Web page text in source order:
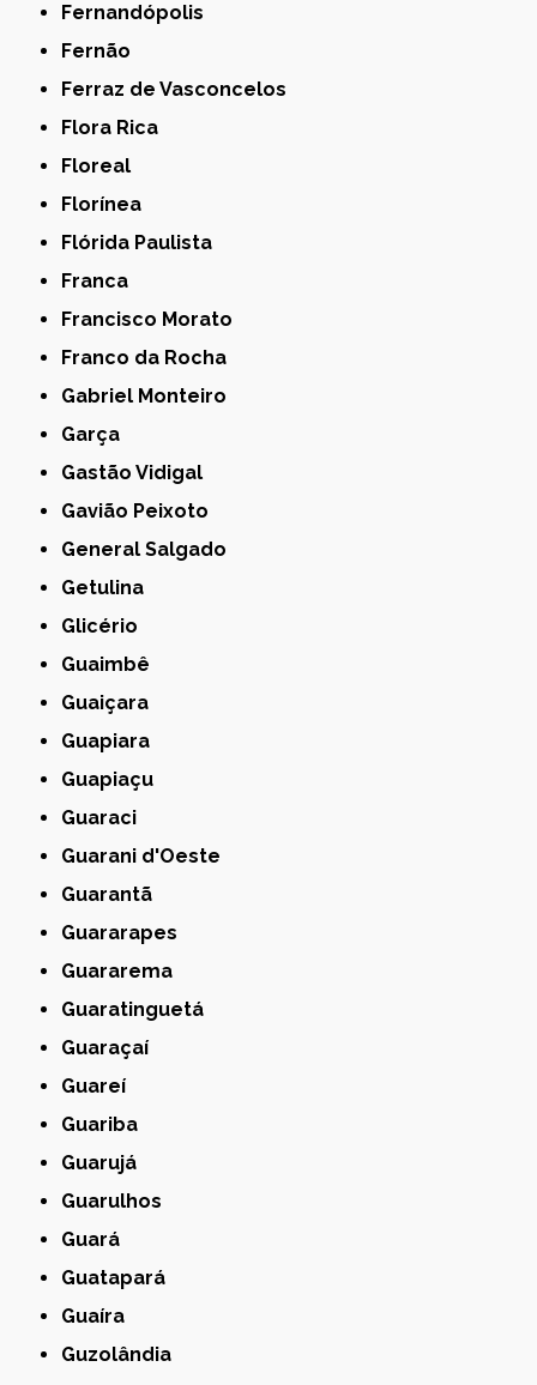
Fernandópolis
Fernão
Ferraz de Vasconcelos
Flora Rica
Floreal
Florínea
Flórida Paulista
Franca
Francisco Morato
Franco da Rocha
Gabriel Monteiro
Garça
Gastão Vidigal
Gavião Peixoto
General Salgado
Getulina
Glicério
Guaimbê
Guaiçara
Guapiara
Guapiaçu
Guaraci
Guarani d'Oeste
Guarantã
Guararapes
Guararema
Guaratinguetá
Guaraçaí
Guareí
Guariba
Guarujá
Guarulhos
Guará
Guatapará
Guaíra
Guzolândia